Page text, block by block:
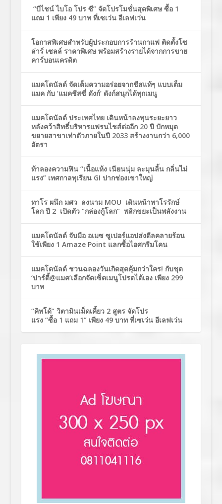
“บีไชน์ ไบโอ โปร ซี” จัดโปรโมชั่นสุดพิเศษ ซื้อ 1
แถม 1 เพียง 49 บาท ที่เซเว่น อีเลฟเว่น
โอกาสพิเศษสำหรับผู้ประกอบการร้านกาแฟ ติดตั้งโซ
ล่าร์ เซลล์ ราคาพิเศษ พร้อมสร้างรายได้จากการขาย
คาร์บอนเครดิต
แมคโดนัลด์ จัดเต็มความอร่อยจากชีสแท้ๆ แบบเต็ม
แมค กับ ‘แมคชีสซี่ ดังก์’ ดังก์สนุกได้ทุกเมนู
แมคโดนัลด์ ประเทศไทย เดินหน้าลงทุนระยะยาว
หลังคว้าสิทธิ์บริหารแฟรนไชส์ต่ออีก 20 ปี ปักหมุด
ขยายสาขาเท่าตัวภายในปี 2033 สร้างงานกว่า 6,000
อัตรา
ท้าลองความฟิน “เนื้อแห้ง เนียนนุ่ม ละมุนลิ้น กลิ่นไม่
แรง” เทศกาลทุเรียน GI ปากช่องเขาใหญ่
ทาโร ผนึก มศว ลงนาม MOU เดินหน้าทาโรรักษ์
โลก ปี 2 เปิดตัว “กล่องกู้โลก” พลิกขยะเป็นพลังงาน
แมคโดนัลด์ จับมือ อเมซ ซูเปอร์แอปส่งดีลคลายร้อน
ใช้เพียง 1 Amaze Point แลกซื้อไอศกรีมโคน
แมคโดนัลด์ ชวนฉลองวันเกิดสุดคุ้มกว่าใคร! กับชุด
‘ปาร์ตี้@แมค’เลือกจัดเซ็ตเมนูโปรดได้เอง เพียง 299
บาท
“คิทโด้” วิตามินเม็ดเคี้ยว 2 สูตร จัดโปร
แรง “ซื้อ 1 แถม 1” เพียง 49 บาท ที่เซเว่น อีเลฟเว่น